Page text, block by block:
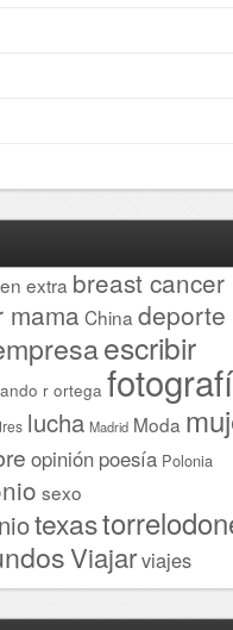
extra breast cancer
mama China deporte
escribir
r ortega
lucha Madrid Moda
opinión poesía Polonia
sexo
texas
Viajarviajes